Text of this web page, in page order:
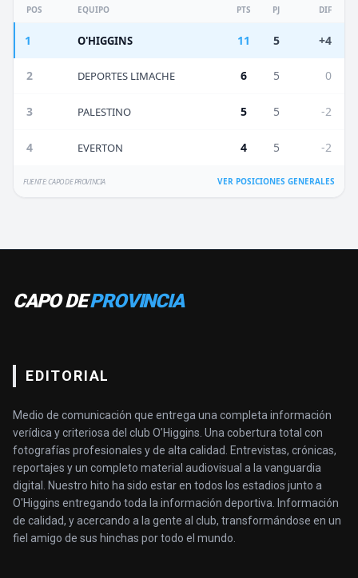
POS EQUIPO PTS PJ DIF
1 O'HIGGINS 11 5 +4
2 DEPORTES LIMACHE 6 5 0
3 PALESTINO 5 5 -2
4 EVERTON 4 5 -2
FUENTE: CAPO DE PROVINCIA VER POSICIONES GENERALES
CAPO DEPROVINCIA
EDITORIAL
Medio de comunicación que entrega una completa información
verídica y criteriosa del club O’Higgins. Una cobertura total con
fotografías profesionales y de alta calidad. Entrevistas, crónicas,
reportajes y un completo material audiovisual a la vanguardia
digital. Nuestro hito ha sido estar en todos los estadios junto a
O'Higgins entregando toda la información deportiva. Información
de calidad, y acercando a la gente al club, transformándose en un
fiel amigo de sus hinchas por todo el mundo.